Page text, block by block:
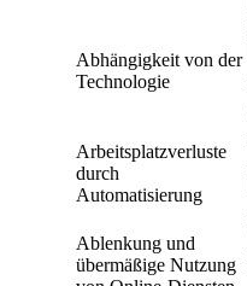
Abhängigkeit von der
Technologie
Arbeitsplatzverluste
durch
Automatisierung
Ablenkung und
übermäßige Nutzung